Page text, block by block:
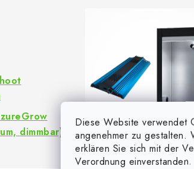
Diese Website verwendet
angenehmer zu gestalten.
erklären Sie sich mit der
Verordnung einverstanden.
dimmbar)